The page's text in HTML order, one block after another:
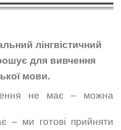
лінгвістичний
для вивчення
мови.
не має – можна
– ми готові прийняти